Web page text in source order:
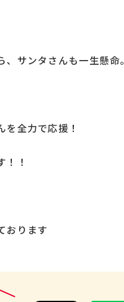
サンタさんも一生懸命。
全力で応援！
！
おります